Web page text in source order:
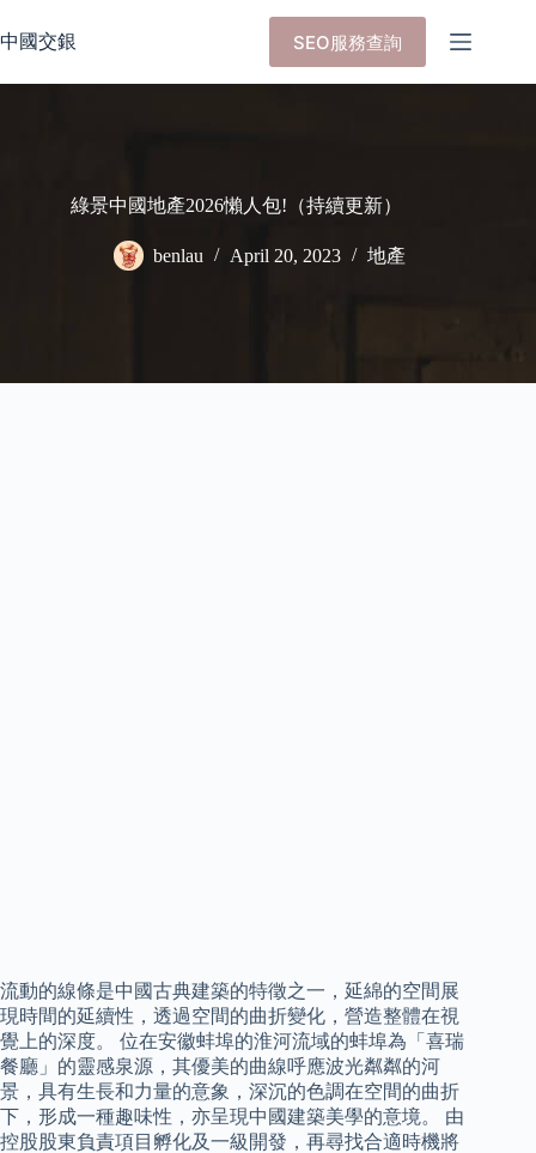
to
content
中國交銀 SEO服務查詢
綠景中國地產2026懶人包!（持續更新）
benlau April 20, 2023 地產
流動的線條是中國古典建築的特徵之一，延綿的空間展
現時間的延續性，透過空間的曲折變化，營造整體在視
覺上的深度。 位在安徽蚌埠的淮河流域的蚌埠為「喜瑞
餐廳」的靈感泉源，其優美的曲線呼應波光粼粼的河
景，具有生長和力量的意象，深沉的色調在空間的曲折
下，形成一種趣味性，亦呈現中國建築美學的意境。 由
控股股東負責項目孵化及一級開發，再尋找合適時機將